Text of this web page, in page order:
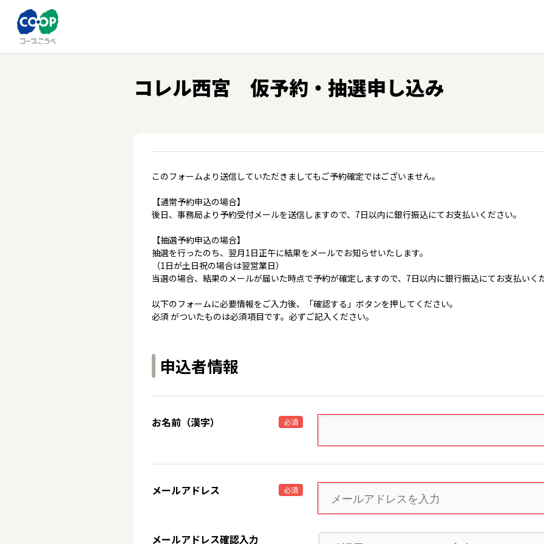
コレル西宮 仮予約・抽選申し込み
このフォームより送信していただきましてもご予約確定ではございません。
【通常予約申込の場合】
後日、事務局より予約受付メールを送信しますので、7日以内に銀行振込にてお支払いください。
【抽選予約申込の場合】
抽選を行ったのち、翌月1日正午に結果をメールでお知らせいたします。
（1日が土日祝の場合は翌営業日）
当選の場合、結果のメールが届いた時点で予約が確定しますので、7日以内に銀行振込にてお支払いく
以下のフォームに必要情報をご入力後、「確認する」ボタンを押してください。
必須 がついたものは必須項目です。必ずご記入ください。
申込者情報
お名前（漢字） 必須
メールアドレス 必須
メールアドレス確認入力